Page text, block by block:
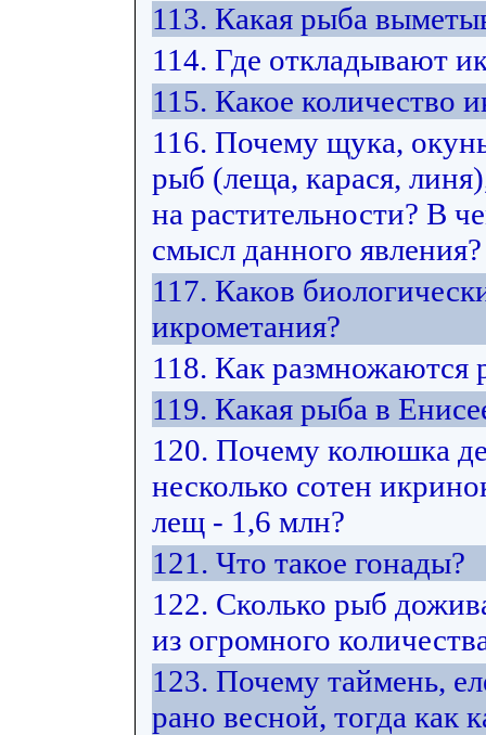
113. Какая рыба
114. Где откладывают
115. Какое
116. Почему щука,
рыб (леща, карася,
на растительности? В
смысл данного явления?
117. Каков
икрометания?
118. Как размножаются
119. Какая рыба в
120. Почему колюшка
несколько сотен
лещ - 1,6 млн?
121. Что такое гонады?
122. Сколько рыб
из огромного
123. Почему таймень,
рано весной, тогда как